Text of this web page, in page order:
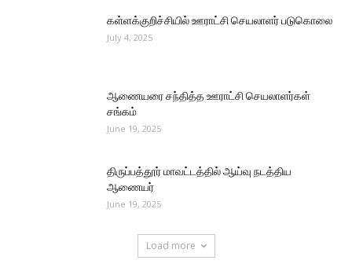
கள்ளக்குறிச்சியில் ஊராட்சி செயலாளர் படுகொலை
July 4, 2025
ஆணையரை சந்தித்த ஊராட்சி செயலாளர்கள்
சங்கம்
June 19, 2025
திருப்பத்தூர் மாவட்டத்தில் ஆய்வு நடத்திய
ஆணையர்
June 19, 2025
Load more